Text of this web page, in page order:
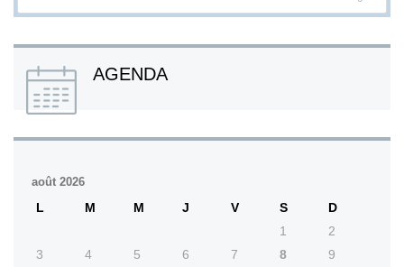
AGENDA
août 2026
L M M J V S
D
1
2
3
4 5 6 7 8
9